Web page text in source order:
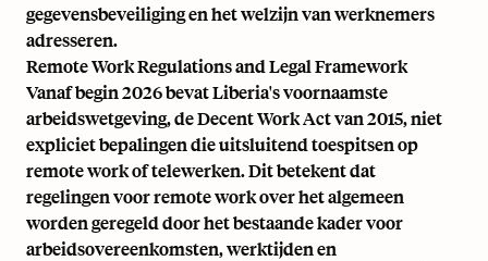
gegevensbeveiliging en het welzijn van werknemers
adresseren.
Remote Work Regulations and Legal Framework
Vanaf begin 2026 bevat Liberia's voornaamste
arbeidswetgeving, de Decent Work Act van 2015, niet
expliciet bepalingen die uitsluitend toespitsen op
remote work of telewerken. Dit betekent dat
regelingen voor remote work over het algemeen
worden geregeld door het bestaande kader voor
arbeidsovereenkomsten, werktijden en